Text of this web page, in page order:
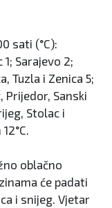
sati (°C):
Sarajevo 2;
Tuzla i Zenica 5;
Prijedor, Sanski
Stolac i
oblačno
će padati
i snijeg. Vjetar